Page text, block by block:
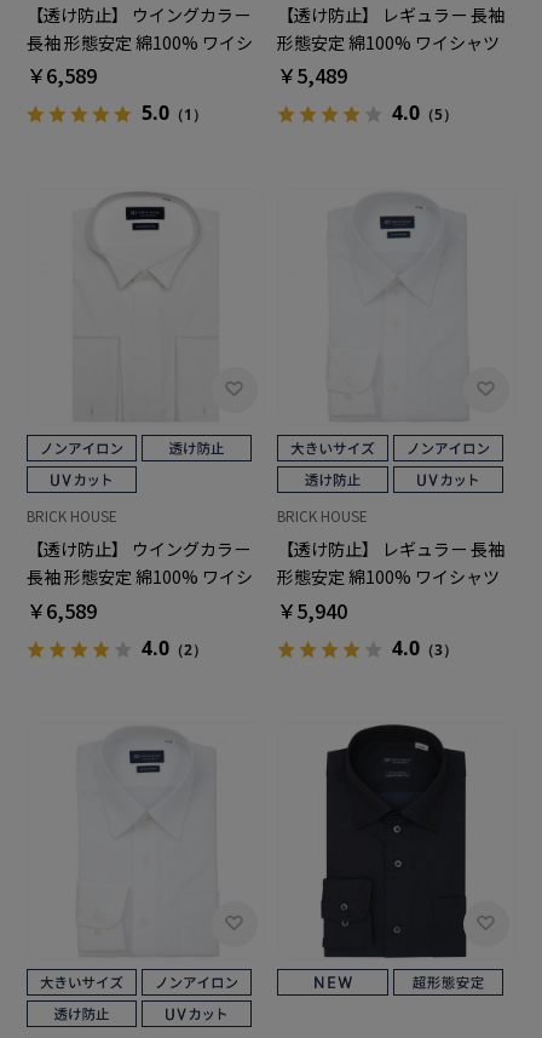
【透け防止】 ウイングカラー
長袖 形態安定 綿100% ワイシ
ャツ 白無地
￥6,589
5.0（1）
【透け防止】 レギュラー 長袖
形態安定 綿100% ワイシャツ
白無地
￥5,489
4.0 （5）
BRICK HOUSE
【透け防止】 ウイングカラー
長袖 形態安定 綿100% ワイシ
ャツ 白無地
￥6,589
4.0（2）
BRICK HOUSE
【透け防止】 レギュラー 長袖
形態安定 綿100% ワイシャツ
白無地 大きいサイズ
￥5,940
4.0 （3）